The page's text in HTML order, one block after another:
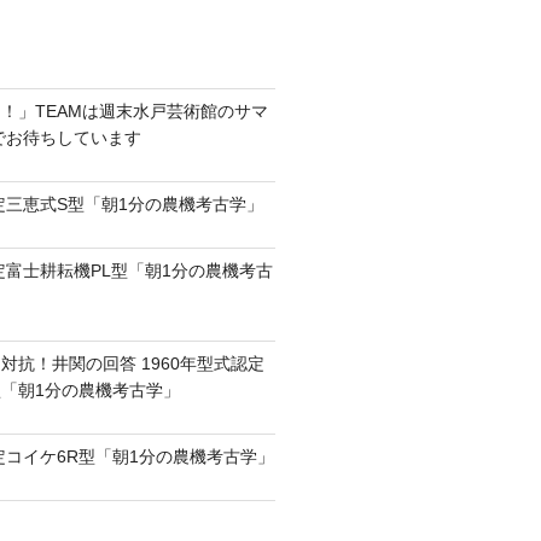
」TEAMは週末水戸芸術館のサマ
待ちしています
恵式S型「朝1分の農機考古学」
士耕耘機PL型「朝1分の農機考古
抗！井関の回答 1960年型式認定
朝1分の農機考古学」
イケ6R型「朝1分の農機考古学」